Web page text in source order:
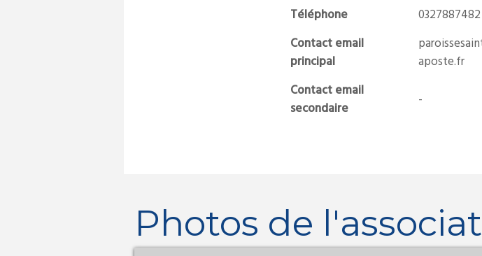
Téléphone
0327887482
Contact email
principal
aposte.fr
Contact email
secondaire
-
Photos de